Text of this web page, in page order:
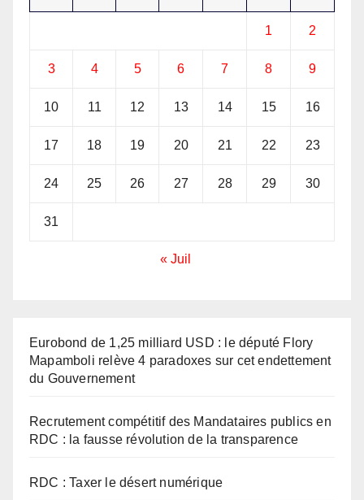
1 2
3 4 5 6 7 8 9
10 11 12 13 14 15 16
17 18 19 20 21 22 23
24 25 26 27 28 29 30
31
« Juil
Eurobond de 1,25 milliard USD : le député Flory
Mapamboli relève 4 paradoxes sur cet endettement
du Gouvernement
Recrutement compétitif des Mandataires publics en
RDC : la fausse révolution de la transparence
RDC : Taxer le désert numérique